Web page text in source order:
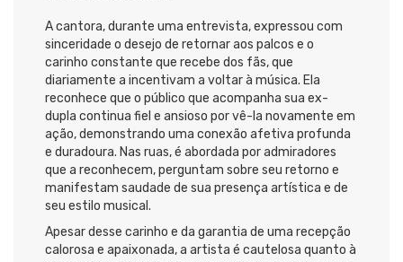
A cantora, durante uma entrevista, expressou com
sinceridade o desejo de retornar aos palcos e o
carinho constante que recebe dos fãs, que
diariamente a incentivam a voltar à música. Ela
reconhece que o público que acompanha sua ex-
dupla continua fiel e ansioso por vê-la novamente em
ação, demonstrando uma conexão afetiva profunda
e duradoura. Nas ruas, é abordada por admiradores
que a reconhecem, perguntam sobre seu retorno e
manifestam saudade de sua presença artística e de
seu estilo musical.
Apesar desse carinho e da garantia de uma recepção
calorosa e apaixonada, a artista é cautelosa quanto à